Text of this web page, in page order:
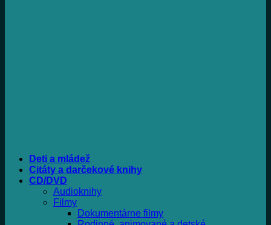
Deti a mládež
Citáty a darčekové knihy
CD/DVD
Audioknihy
Filmy
Dokumentárne filmy